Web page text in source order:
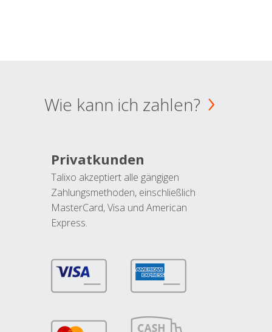
Wie kann ich zahlen?
Privatkunden
Talixo akzeptiert alle gängigen
Zahlungsmethoden, einschließlich
MasterCard, Visa und American
Express.